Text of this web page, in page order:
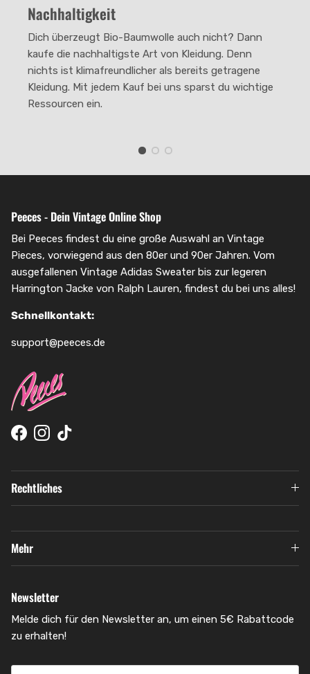
The rating of this product for "" is 2.
Nachhaltigkeit
Dich überzeugt Bio-Baumwolle auch nicht? Dann
kaufe die nachhaltigste Art von Kleidung. Denn
nichts ist klimafreundlicher als bereits getragene
Kleidung. Mit jedem Kauf bei uns sparst du wichtige
Ressourcen ein.
Peeces - Dein Vintage Online Shop
Bei Peeces findest du eine große Auswahl an Vintage
Pieces, vorwiegend aus den 80er und 90er Jahren. Vom
ausgefallenen Vintage Adidas Sweater bis zur legeren
Harrington Jacke von Ralph Lauren, findest du bei uns alles!
Schnellkontakt:
support@peeces.de
Facebook
Instagram
TikTok
Rechtliches
Mehr
Newsletter
Melde dich für den Newsletter an, um einen 5€ Rabattcode
zu erhalten!